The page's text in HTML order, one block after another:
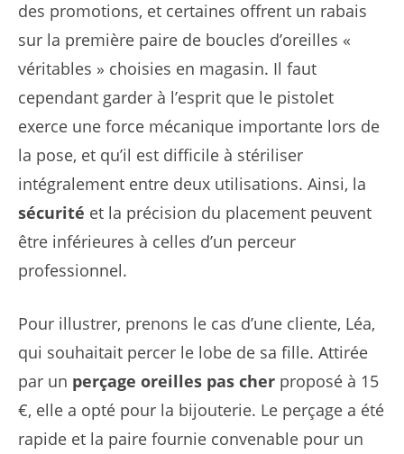
des promotions, et certaines offrent un rabais
sur la première paire de boucles d’oreilles «
véritables » choisies en magasin. Il faut
cependant garder à l’esprit que le pistolet
exerce une force mécanique importante lors de
la pose, et qu’il est difficile à stériliser
intégralement entre deux utilisations. Ainsi, la
sécurité et la précision du placement peuvent
être inférieures à celles d’un perceur
professionnel.
Pour illustrer, prenons le cas d’une cliente, Léa,
qui souhaitait percer le lobe de sa fille. Attirée
par un perçage oreilles pas cher proposé à 15
€, elle a opté pour la bijouterie. Le perçage a été
rapide et la paire fournie convenable pour un